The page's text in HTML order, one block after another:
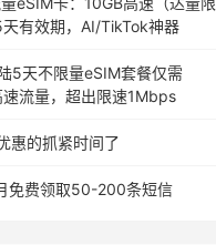
有效期，AI/TikTok神器
5天不限量eSIM套餐仅需
流量，超出限速1Mbps
惠的抓紧时间了
免费领取50-200条短信